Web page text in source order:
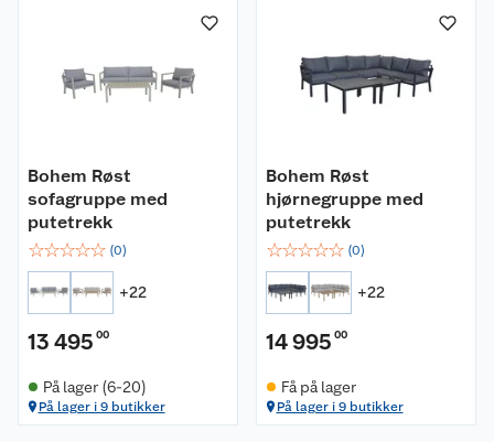
Bohem Røst
sofagruppe med
putetrekk
☆☆☆☆☆ (0)
+22
13 495 00
På lager (6-20)
På lager i 9 butikker
Bohem Røst
hjørnegruppe med
putetrekk
☆☆☆☆☆ (0)
+22
14 995 00
Få på lager
På lager i 9 butikker